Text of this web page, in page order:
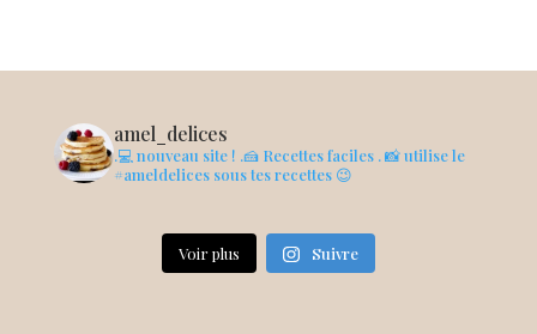
amel_delices
.💻 nouveau site ! .🍰 Recettes faciles . 📸 utilise le
#ameldelices sous tes recettes 😉
Voir plus Suivre